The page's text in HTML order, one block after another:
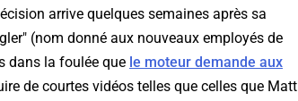
arrive quelques semaines après sa
(nom donné aux nouveaux employés de
dans la foulée que le moteur demande aux
de courtes vidéos telles que celles que Matt